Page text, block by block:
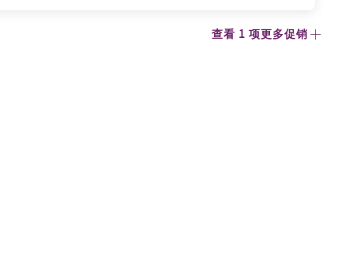
查看 1 项更多促销